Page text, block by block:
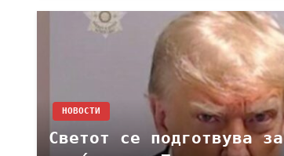
НОВОСТИ
Светот се подготвува за